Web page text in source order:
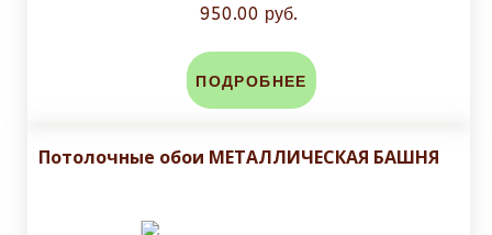
950.00 руб.
ПОДРОБНЕЕ
Потолочные обои МЕТАЛЛИЧЕСКАЯ БАШНЯ